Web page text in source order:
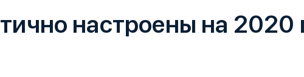
настроены на 2020